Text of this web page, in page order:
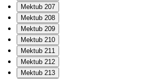
Mektub 207
Mektub 208
Mektub 209
Mektub 210
Mektub 211
Mektub 212
Mektub 213